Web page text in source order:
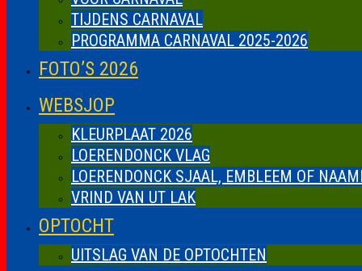
TIJDENS CARNAVAL
PROGRAMMA CARNAVAL 2025-2026
FOTO’S 2026
WEBSJOP
KLEURPLAAT 2026
LOERENDONCK VLAG
LOERENDONCK SJAAL, EMBLEEM OF
VRIND VAN UT LAK
OPTOCHT
UITSLAG VAN DE OPTOCHTEN